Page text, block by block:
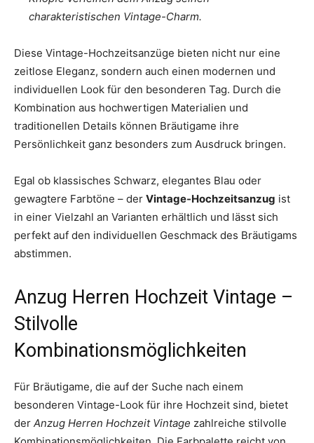
charakteristischen Vintage-Charm.
Diese Vintage-Hochzeitsanzüge bieten nicht nur eine
zeitlose Eleganz, sondern auch einen modernen und
individuellen Look für den besonderen Tag. Durch die
Kombination aus hochwertigen Materialien und
traditionellen Details können Bräutigame ihre
Persönlichkeit ganz besonders zum Ausdruck bringen.
Egal ob klassisches Schwarz, elegantes Blau oder
gewagtere Farbtöne – der Vintage-Hochzeitsanzug ist
in einer Vielzahl an Varianten erhältlich und lässt sich
perfekt auf den individuellen Geschmack des Bräutigams
abstimmen.
Anzug Herren Hochzeit Vintage –
Stilvolle
Kombinationsmöglichkeiten
Für Bräutigame, die auf der Suche nach einem
besonderen Vintage-Look für ihre Hochzeit sind, bietet
der Anzug Herren Hochzeit Vintage zahlreiche stilvolle